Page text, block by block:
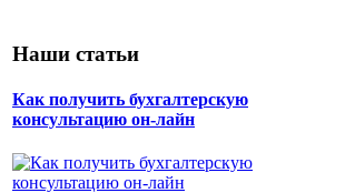
Наши статьи
Как получить бухгалтерскую
консультацию он-лайн